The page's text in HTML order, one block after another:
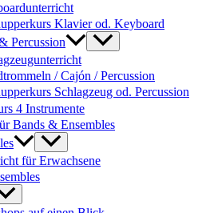
Klavier od. Keyboard
Percussion
/ Cajón / Percussion
Schlagzeug od. Percussion
4 Instrumente
Bands & Ensembles
für Erwachsene